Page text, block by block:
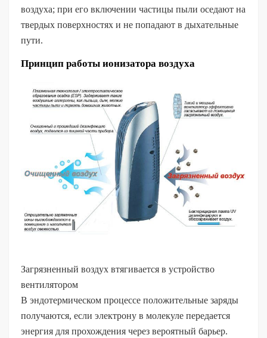
воздуха; при его включении частицы пыли оседают на
твердых поверхностях и не попадают в дыхательные
пути.
Принцип работы ионизатора воздуха
Загрязненный воздух втягивается в устройство
вентилятором
В эндотермическом процессе положительные заряды
получаются, если электрону в молекуле передается
энергия для прохождения через вероятный барьер.